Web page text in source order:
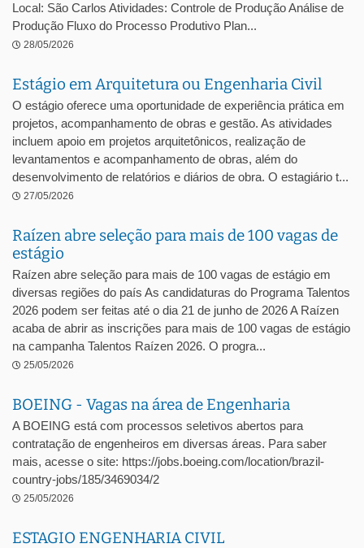
Local: São Carlos Atividades: Controle de Produção Análise de
Produção Fluxo do Processo Produtivo Plan...
28/05/2026
Estágio em Arquitetura ou Engenharia Civil
O estágio oferece uma oportunidade de experiência prática em
projetos, acompanhamento de obras e gestão. As atividades
incluem apoio em projetos arquitetônicos, realização de
levantamentos e acompanhamento de obras, além do
desenvolvimento de relatórios e diários de obra. O estagiário t...
27/05/2026
Raízen abre seleção para mais de 100 vagas de
estágio
Raízen abre seleção para mais de 100 vagas de estágio em
diversas regiões do país As candidaturas do Programa Talentos
2026 podem ser feitas até o dia 21 de junho de 2026 A Raízen
acaba de abrir as inscrições para mais de 100 vagas de estágio
na campanha Talentos Raízen 2026. O progra...
25/05/2026
BOEING - Vagas na área de Engenharia
A BOEING está com processos seletivos abertos para
contratação de engenheiros em diversas áreas. Para saber
mais, acesse o site: https://jobs.boeing.com/location/brazil-
country-jobs/185/3469034/2
25/05/2026
ESTAGIO ENGENHARIA CIVIL